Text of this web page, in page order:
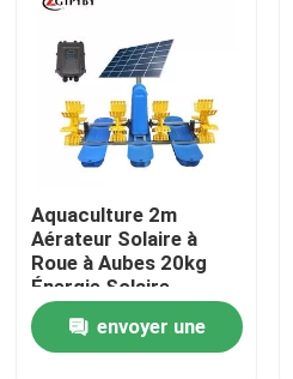
Au sujet de nous
Visite d'usine
Contrôle de qualité
Contactez-nous
Demandez une citation
Aquaculture 2m
Aérateur Solaire à
Roue à Aubes 20kg
Énergie Solaire
envoyer une